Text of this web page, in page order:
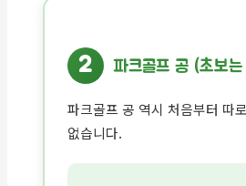
2 파크골프 공 (초보
파크골프 공 역시 처음부터 따
없습니다.